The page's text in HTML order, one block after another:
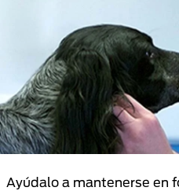
Ayúdalo a mantenerse en